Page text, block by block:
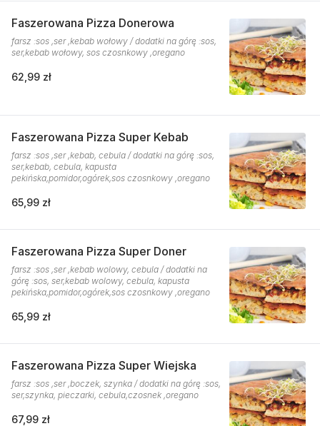
Faszerowana Pizza Donerowa
farsz :sos ,ser ,kebab wołowy / dodatki na górę :sos,
ser,kebab wołowy, sos czosnkowy ,oregano
62,99 zł
Faszerowana Pizza Super Kebab
farsz :sos ,ser ,kebab, cebula / dodatki na górę :sos,
ser,kebab, cebula, kapusta
pekińska,pomidor,ogórek,sos czosnkowy ,oregano
65,99 zł
Faszerowana Pizza Super Doner
farsz :sos ,ser ,kebab wolowy, cebula / dodatki na
górę :sos, ser,kebab wolowy, cebula, kapusta
pekińska,pomidor,ogórek,sos czosnkowy ,oregano
65,99 zł
Faszerowana Pizza Super Wiejska
farsz :sos ,ser ,boczek, szynka / dodatki na górę :sos,
ser,szynka, pieczarki, cebula,czosnek ,oregano
67,99 zł